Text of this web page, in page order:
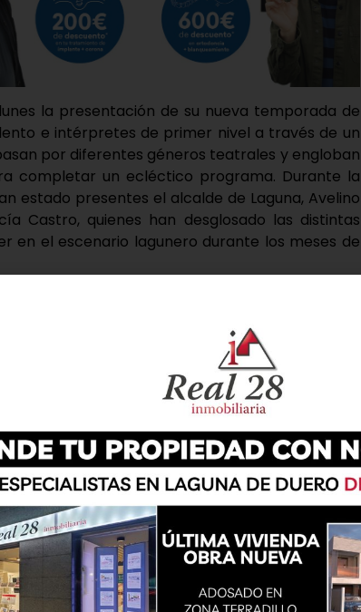
la presentación de su nueva temporada de
e intérpretes de primer nivel a través de un
por diferentes géneros teatrales y engloban
completar un ecléctico programa. Durante la
estado presentes el alcalde de Laguna, Avelino
Castro, quienes han desglosado las distintas
en el escenario lagunero durante los meses de
de la Casa de las Artes a la hora de
que son fieles año a año gracias a la calidad y
«Contamos con unos medios técnicos
problemas de audición, entre otras dificultades.
ofrecer en este centro cultural, que cumple
y continúa con una evolución favorable en un